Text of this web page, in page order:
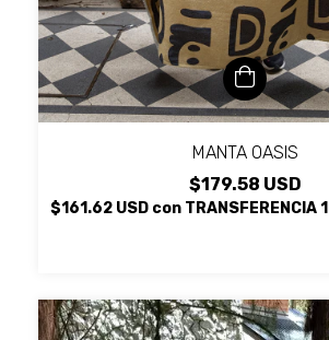
MANTA OASIS
$179.58 USD
$161.62 USD con TRANSFERENCIA